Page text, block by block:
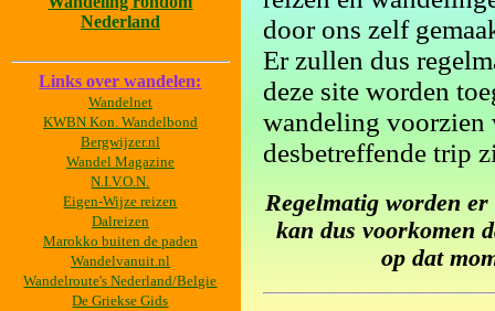
Nederland
Links over wandelen:
Wandelnet
KWBN Kon. Wandelbond
Bergwijzer.nl
Wandel Magazine
N.I.V.O.N.
Eigen-Wijze reizen
Dalreizen
Marokko buiten de paden
Wandelvanuit.nl
Wandelroute's Nederland/Belgie
De Griekse Gids
door ons zelf
Er zullen dus
deze site worden
wandeling voorzien
desbetreffende trip
Regelmatig worden
kan dus voorkomen
op dat